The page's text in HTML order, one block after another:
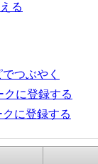
る
つぶやく
クに登録する
に登録する